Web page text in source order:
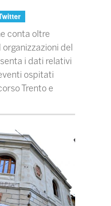
conta oltre
del
i dati relativi
ospitati
Trento e